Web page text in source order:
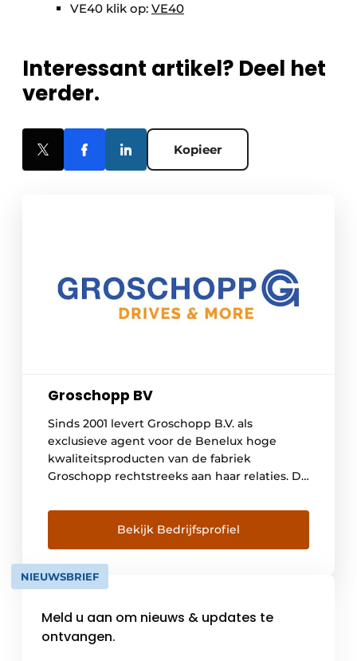
VE40 klik op: VE40
Interessant artikel? Deel het
verder.
Kopieer
Groschopp BV
Sinds 2001 levert Groschopp B.V. als
exclusieve agent voor de Benelux hoge
kwaliteitsproducten van de fabriek
Groschopp rechtstreeks aan haar relaties. De
sinds 1922. Groschopp AG is een begrip in de
markt en een betrouwbare en degelijke
Duitse fabrikant waarmee wij zeer korte
lijnen onderhouden. Voor onze relaties […]
Bekijk Bedrijfsprofiel
NIEUWSBRIEF
Meld u aan om nieuws & updates te
ontvangen.